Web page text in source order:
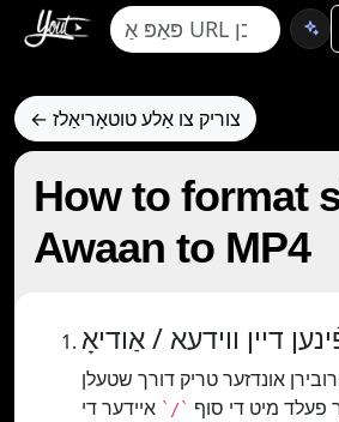
← צוריק צו אַלע טוטאָריאַלז
How to format
Awaan to MP4
דיין ווידעא / אַודיאָ
אונדזער טריק דורך שטעלן
פעלד מיט די סוף `/`